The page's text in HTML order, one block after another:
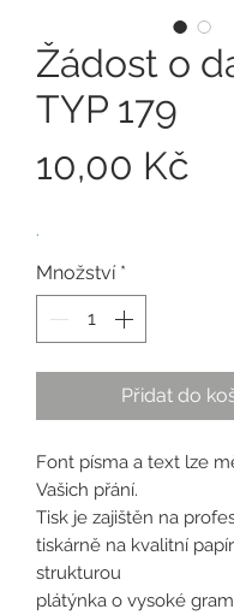
Žádost o
TYP 179
10,00 Kč
.
Množství *
Přidat do
Font písma a text lze
Vašich přání.
Tisk je zajištěn na
tiskárně na kvalitní
strukturou
plátýnka o vysoké